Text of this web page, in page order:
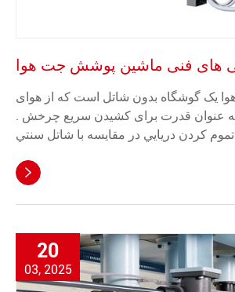
های فنی ماشین پوشش جت هوا
یک گوشگاه بدون شاتل است که از هوای
عنوان قدرت برای کشیدن سریع چرخش .

20
03, 2025